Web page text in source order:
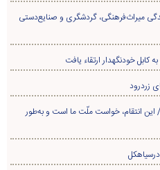
میراث‌فرهنگی، گردشگری و صنایع‌دستی
زردرود
این انتقام، خواست ملّت ما است و به‌طور